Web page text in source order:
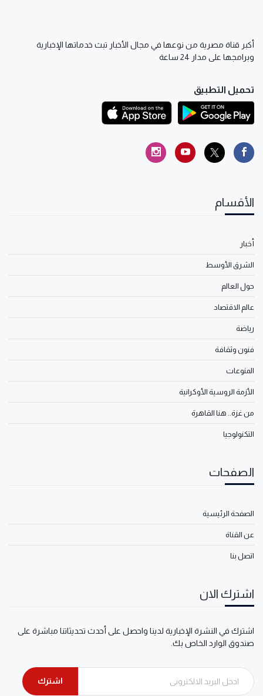
أكبر قناة مصرية من نوعها في مجال الأخبار تبث خدماتها الإخبارية
وبرامجها على مدار 24 ساعة
تحميل التطبيق
الأقسام
أخبار
الشرق الأوسط
حول العالم
عالم الاقتصاد
رياضة
فنون وثقافة
المنوعات
الأزمة الروسية الأوكرانية
من غزة.. هنا القاهرة
التكنولوجيا
الصفحات
الصفحة الرئيسية
عن القناة
اتصل بنا
اشترك الان
اشترك في النشرة الإخبارية لدينا واحصل على أحدث تحديثاتنا مباشرة على
صندوق الوارد الخاص بك.
اشترك